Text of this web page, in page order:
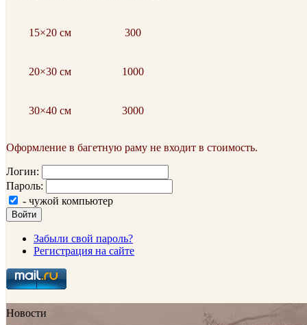
15×20 см 300
20×30 см 1000
30×40 см 3000
Оформление в багетную раму не входит в стоимость.
Логин:
Пароль:
- чужой компьютер
Войти
Забыли свой пароль?
Регистрация на сайте
Новости